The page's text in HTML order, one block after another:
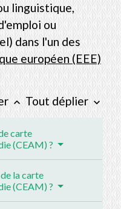
linguistique,
ou
dans l'un des
européen (EEE)
keyboard_arrow_up Tout déplier keyboard_arrow_down
carte
(CEAM) ?
la carte
(CEAM) ?